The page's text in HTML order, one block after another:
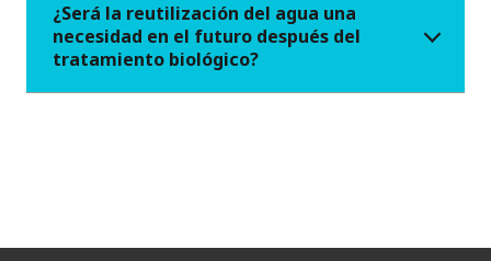
¿Será la reutilización del agua una
necesidad en el futuro después del
tratamiento biológico?